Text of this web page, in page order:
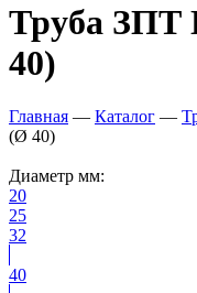
Труба ЗПТ
40)
Главная — Каталог —
(Ø 40)
Диаметр мм:
20
25
32
40